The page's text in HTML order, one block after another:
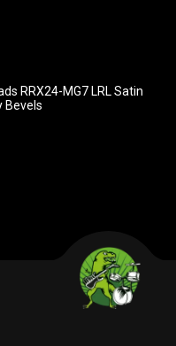
RRX24-MG7 LRL Satin
Bevels